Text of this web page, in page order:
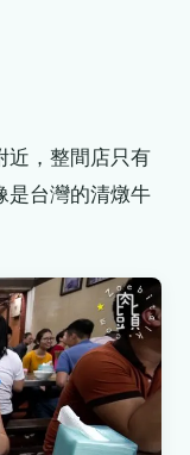
近，整間店只有
是台灣的清燉牛